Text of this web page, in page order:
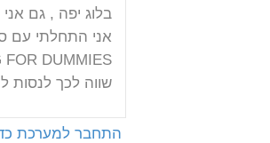
בלוג יפה , גם
אני התחלתי עם
FOR DUMMIES
שווה לכך לנסות
התחבר למערכת